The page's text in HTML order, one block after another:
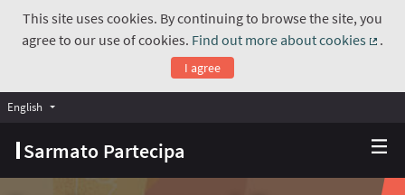
This site uses cookies. By continuing to browse the site, you
agree to our use of cookies. Find out more about cookies
.
I agree
Sarmato Partecipa
English Choose language